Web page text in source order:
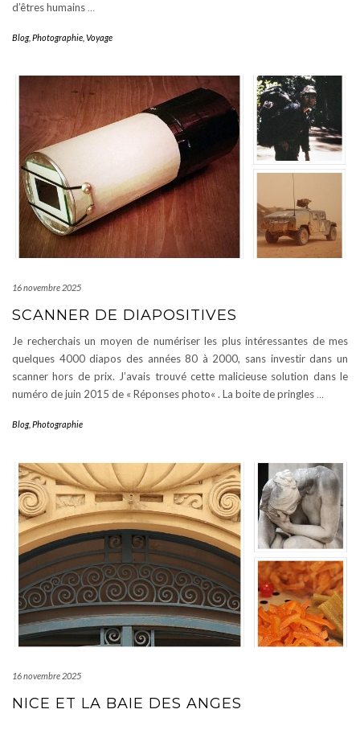
d’êtres humains…
Blog, Photographie Voyage
16 novembre 2025
SCANNER DE DIAPOSITIVES
Je recherchais un moyen de numériser les plus intéressantes de mes
quelques 4000 diapos des années 80 à 2000, sans investir dans un
scanner hors de prix. J’avais trouvé cette malicieuse solution dans le
numéro de juin 2015 de « Réponses photo« . La boite de pringles…
Blog, Photographie
16 novembre 2025
NICE ET LA BAIE DES ANGES